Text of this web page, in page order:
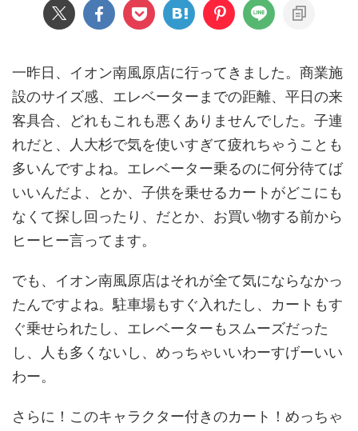
一昨日、イオン南風原店に行ってきました。商業施
設のサイズ感、エレベーターまでの距離、平日の来
客具合、どれもこれも悪くありませんでした。子連
れだと、人大杉で気を使いすぎて疲れちゃうことも
多いんですよね。エレベーター乗るのに何分待てば
いいんだよ、とか、子供を乗せるカートがどこにも
なくて探し回ったり、だとか、お買い物する前から
ヒーヒー言ってます。
でも、イオン南風原店はそれが全て気にならなかっ
たんですよね。駐車場もすぐ入れたし、カートもす
ぐ乗せられたし、エレベーターもスムーズだった
し、人も多くないし、めっちゃいいわーすげーいい
わー。
さらに！このキャラクター付きのカート！めっちゃ